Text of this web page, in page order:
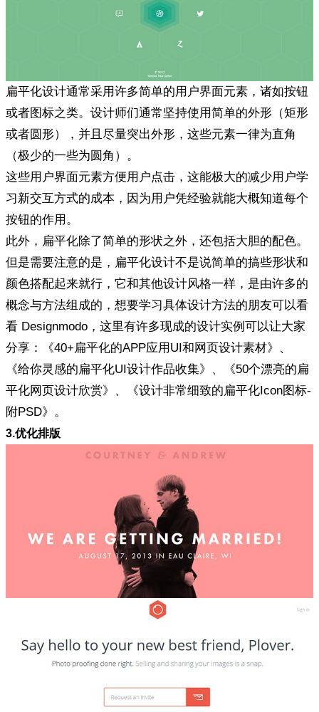
扁平化设计通常采用许多简单的用户界面元素，诸如按钮
或者图标之类。设计师们通常坚持使用简单的外形（矩形
或者圆形），并且尽量突出外形，这些元素一律为直角
（极少的一些为圆角）。
这些用户界面元素方便用户点击，这能极大的减少用户学
习新交互方式的成本，因为用户凭经验就能大概知道每个
按钮的作用。
此外，扁平化除了简单的形状之外，还包括大胆的配色。
但是需要注意的是，扁平化设计不是说简单的搞些形状和
颜色搭配起来就行，它和其他设计风格一样，是由许多的
概念与方法组成的，想要学习具体设计方法的朋友可以看
看 Designmodo，这里有许多现成的设计实例可以让大家
分享：《40+扁平化的APP应用UI和网页设计素材》、
《给你灵感的扁平化UI设计作品收集》、《50个漂亮的扁
平化网页设计欣赏》、《设计非常细致的扁平化Icon图标-
附PSD》。
3.优化排版